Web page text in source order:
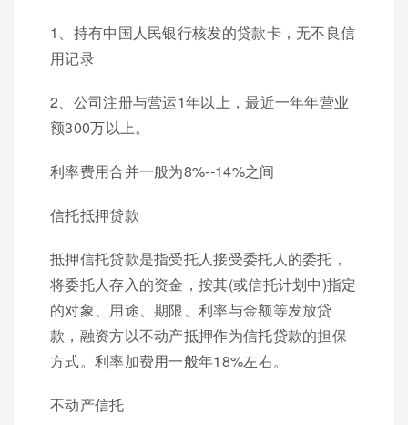
1、持有中国人民银行核发的贷款卡，无不良信
用记录
2、公司注册与营运1年以上，最近一年年营业
额300万以上。
利率费用合并一般为8%--14%之间
信托抵押贷款
抵押信托贷款是指受托人接受委托人的委托，
将委托人存入的资金，按其(或信托计划中)指定
的对象、用途、期限、利率与金额等发放贷
款，融资方以不动产抵押作为信托贷款的担保
方式。利率加费用一般年18%左右。
不动产信托